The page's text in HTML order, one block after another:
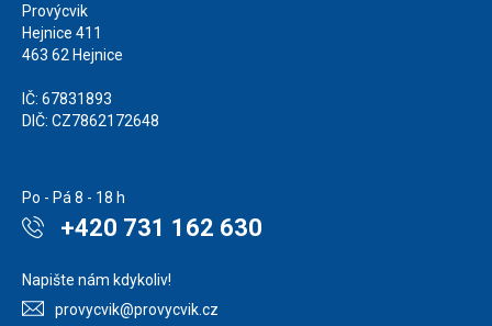
Provýcvik
Hejnice 411
463 62 Hejnice
IČ: 67831893
DIČ: CZ7862172648
Po - Pá 8 - 18 h
+420 731 162 630
Napište nám kdykoliv!
provycvik@provycvik.cz